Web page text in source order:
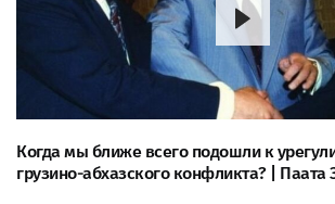
Когда мы ближе всего подошли к
грузино-абхазского конфликта? |